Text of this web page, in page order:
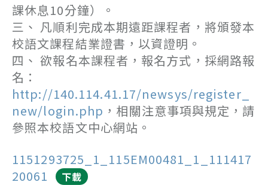
課休息10分鐘）。
三、 凡順利完成本期遠距課程者，將頒發本
校語文課程結業證書，以資證明。
四、 欲報名本課程者，報名方式，採網路報
名：
http://140.114.41.17/newsys/register_
new/login.php ，相關注意事項與規定，請
參照本校語文中心網站。
1151293725_1_115EM00481_1_111417
20061
下載